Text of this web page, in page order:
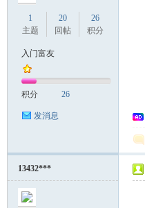
1
主题
20
回帖
26
积分
入门富友
积分 26
发消息
13432***